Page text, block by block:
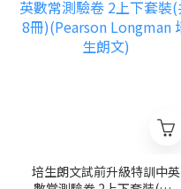
培生朗文試前升級特訓中英